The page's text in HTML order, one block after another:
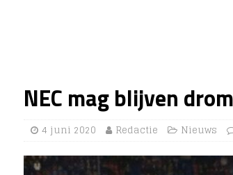
NEC mag blijven
4 juni 2020 Redactie Nieuws